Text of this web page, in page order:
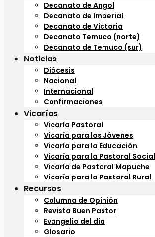
Decanato de Angol
Decanato de Imperial
Decanato de Victoria
Decanato Temuco (norte)
Decanato de Temuco (sur)
Noticias
Diócesis
Nacional
Internacional
Confirmaciones
Vicarías
Vicaría Pastoral
Vicaría para los Jóvenes
Vicaría para la Educación
Vicaría para la Pastoral Social
Vicaría de Pastoral Mapuche
Vicaría para la Pastoral Rural
Recursos
Columna de Opinión
Revista Buen Pastor
Evangelio del día
Glosario